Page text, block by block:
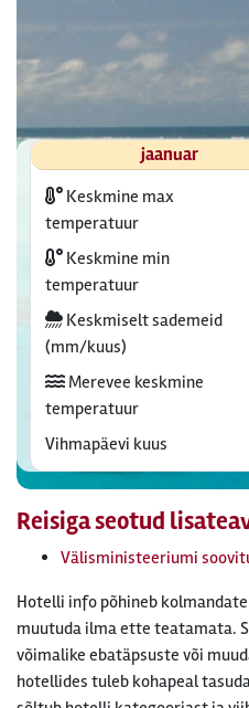
jaanuar
Keskmine max
temperatuur
Keskmine min
temperatuur
Keskmiselt sademeid
(mm/kuus)
Merevee keskmine
temperatuur
Vihmapäevi kuus
Reisiga seotud
Välisministeeriumi
Hotelli info põhineb
muutuda ilma ette teatamata.
võimalike ebatäpsuste või
hotellides tuleb kohapeal